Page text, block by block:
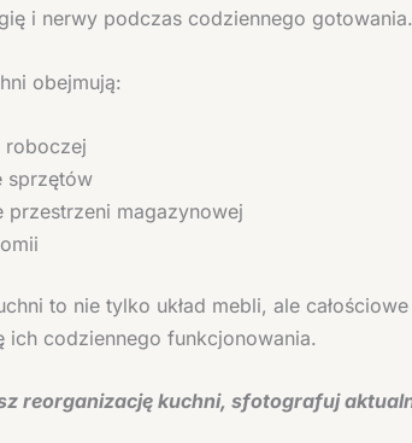
i nerwy podczas codziennego gotowania.
obejmują:
roboczej
sprzętów
magazynowej
to nie tylko układ mebli, ale
codziennego funkcjonowania.
reorganizację kuchni, sfotografuj